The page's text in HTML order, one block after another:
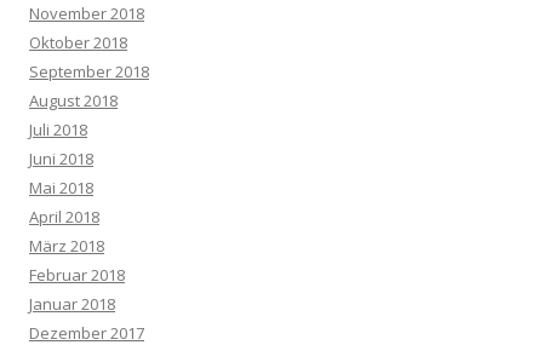
November 2018
Oktober 2018
September 2018
August 2018
Juli 2018
Juni 2018
Mai 2018
April 2018
März 2018
Februar 2018
Januar 2018
Dezember 2017